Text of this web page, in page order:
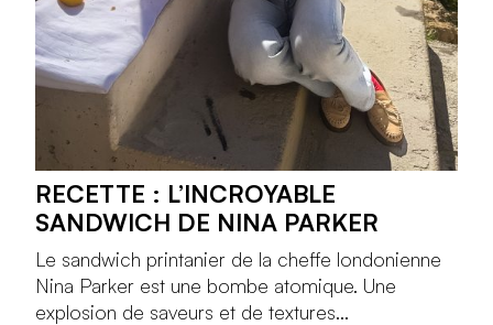
RECETTE : L’INCROYABLE
SANDWICH DE NINA PARKER
Le sandwich printanier de la cheffe londonienne
Nina Parker est une bombe atomique. Une
explosion de saveurs et de textures...